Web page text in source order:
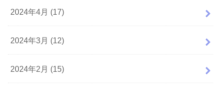
2024年4月 (17)
2024年3月 (12)
2024年2月 (15)